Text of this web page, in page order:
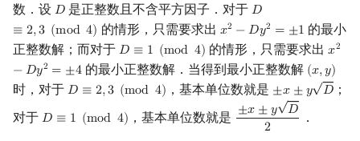
数．设 𝐷
D 是正整数且不含平方因子．对于 𝐷
≡ 2,3 (mod 4)
D≡
的情形，只需要求出 𝑥2 −𝐷𝑦2 = ±1
x2 −D y2=± 1
的最小
正整数解；而对于 𝐷 ≡ 1 (mod 4)
D≡ 1( mod4) 的情形，只需要求出𝑥2
−𝐷𝑦2 = ±4
x2
的最小正整数解．当得到最小正整数解 (𝑥,𝑦)
(x,y)
时，对于 𝐷 ≡ 2,3 (mod 4)
D≡ 2, 3(mod4) ，基本单位数就是 ±𝑥 ±𝑦
√
𝐷
±x± yD
；
对于 𝐷 ≡ 1 (mod 4)
D≡ 1( mod4) ，基本单位数就是 ±𝑥 ±𝑦
√
𝐷
2
±x±yD2 ．